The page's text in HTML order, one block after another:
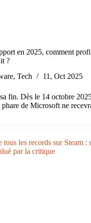
en 2025, comment
?
, Tech 11, Oct 2025
fin. Dès le 14 octobre
de Microsoft ne